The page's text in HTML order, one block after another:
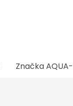
Značka